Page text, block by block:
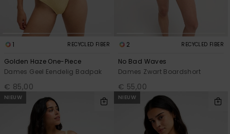
1 RECYCLED FIBER
Golden Haze One-Piece
Dames Geel Eendelig Badpak
€ 85,00
2 RECYCLED FIBER
No Bad Waves
Dames Zwart Boardshort
€ 55,00
NIEUW NIEUW